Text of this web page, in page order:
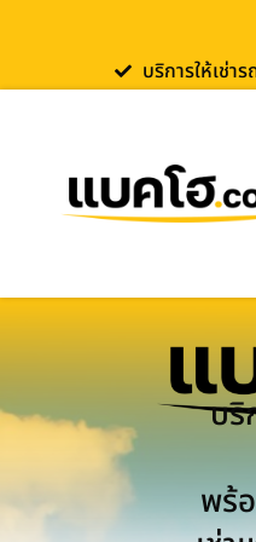
บริการให้เช่า
บริ
พร้